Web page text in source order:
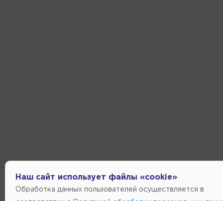
Наш сайт использует файлы «cookie»
Обработка данных пользователей осуществляется в